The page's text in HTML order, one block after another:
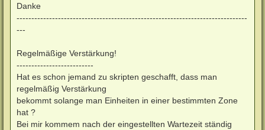
Danke
------------------------------------------------------------------------------
---
Regelmäßige Verstärkung!
--------------------------
Hat es schon jemand zu skripten geschafft, dass man
regelmäßig Verstärkung
bekommt solange man Einheiten in einer bestimmten Zone
hat ?
Bei mir kommem nach der eingestellten Wartezeit ständig